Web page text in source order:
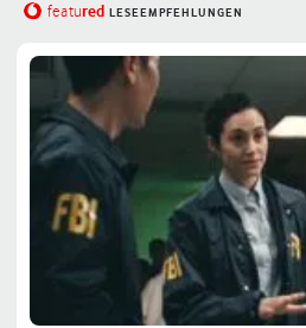
featured LESEEMPFEHLUNGEN